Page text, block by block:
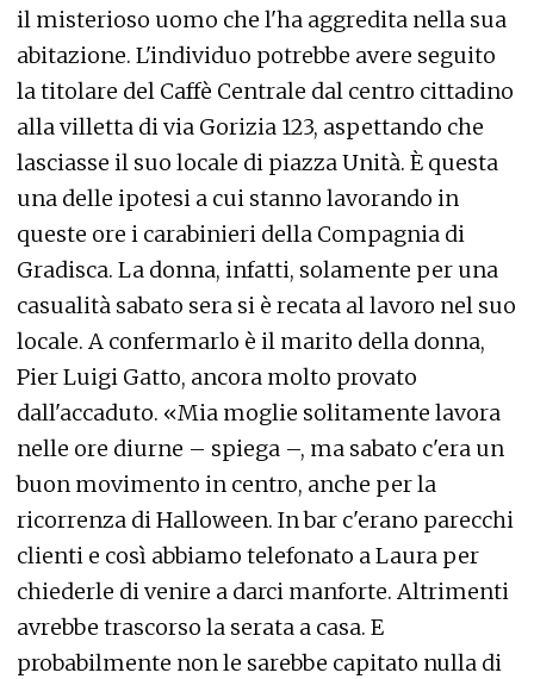
il misterioso uomo che l'ha aggredita nella sua
abitazione. L'individuo potrebbe avere seguito
la titolare del Caffè Centrale dal centro cittadino
alla villetta di via Gorizia 123, aspettando che
lasciasse il suo locale di piazza Unità. È questa
una delle ipotesi a cui stanno lavorando in
queste ore i carabinieri della Compagnia di
Gradisca. La donna, infatti, solamente per una
casualità sabato sera si è recata al lavoro nel suo
locale. A confermarlo è il marito della donna,
Pier Luigi Gatto, ancora molto provato
dall'accaduto. «Mia moglie solitamente lavora
nelle ore diurne – spiega –, ma sabato c'era un
buon movimento in centro, anche per la
ricorrenza di Halloween. In bar c'erano parecchi
clienti e così abbiamo telefonato a Laura per
chiederle di venire a darci manforte. Altrimenti
avrebbe trascorso la serata a casa. E
probabilmente non le sarebbe capitato nulla di